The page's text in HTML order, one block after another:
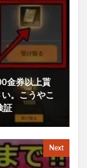
金券以上貰
。こうやこ
証
Next